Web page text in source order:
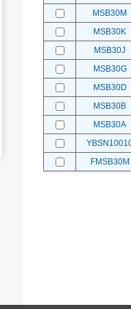
MSB30M
MSB30K
MSB30J
MSB30G
MSB30D
MSB30B
MSB30A
FMSB30M